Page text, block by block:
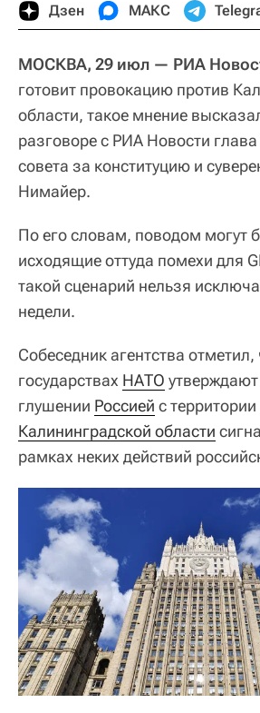
Дзен МАКС
МОСКВА, 29 июл — РИА
готовит провокацию против
области, такое мнение
разговоре с РИА Новости
совета за конституцию и
Нимайер.
По его словам, поводом могут
исходящие оттуда помехи для
такой сценарий нельзя
недели.
Собеседник агентства отметил,
государствах НАТО
глушении Россией с территории
Калининградской области
рамках неких действий